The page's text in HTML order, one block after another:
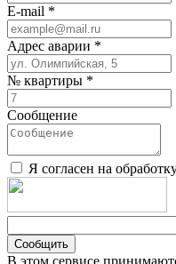
E-mail *
Адрес аварии *
№ квартиры *
Сообщение
Я согласен на
Сообщить